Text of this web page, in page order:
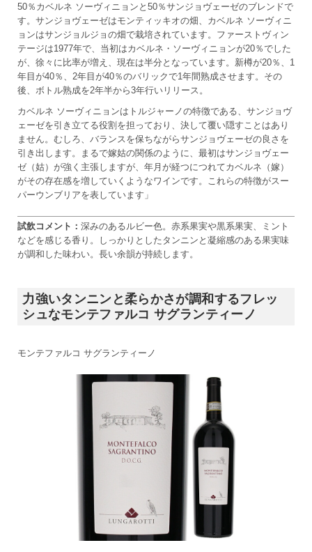
50％カベルネ ソーヴィニョンと50％サンジョヴェーゼのブレンドで
す。サンジョヴェーゼはモンティッキオの畑、カベルネ ソーヴィニ
ョンはサンジョルジョの畑で栽培されています。ファーストヴィン
テージは1977年で、当初はカベルネ・ソーヴィニョンが20％でした
が、徐々に比率が増え、現在は半分となっています。新樽が20％、1
年目が40％、2年目が40％のバリックで1年間熟成させます。その
後、ボトル熟成を2年半から3年行いリリース。
カベルネ ソーヴィニョンはトルジャーノの特徴である、サンジョヴ
ェーゼを引き立てる役割を担っており、決して覆い隠すことはあり
ません。むしろ、バランスを保ちながらサンジョヴェーゼの良さを
引き出します。まるで嫁姑の関係のように、最初はサンジョヴェー
ゼ（姑）が強く主張しますが、年月が経つにつれてカベルネ（嫁）
がその存在感を増していくようなワインです。これらの特徴がスー
パーウンブリアを表しています」
試飲コメント： 深みのあるルビー色。赤系果実や黒系果実、ミント
などを感じる香り。しっかりとしたタンニンと凝縮感のある果実味
が調和した味わい。長い余韻が持続します。
力強いタンニンと柔らかさが調和するフレッ
シュなモンテファルコ サグランティーノ
モンテファルコ サグランティーノ